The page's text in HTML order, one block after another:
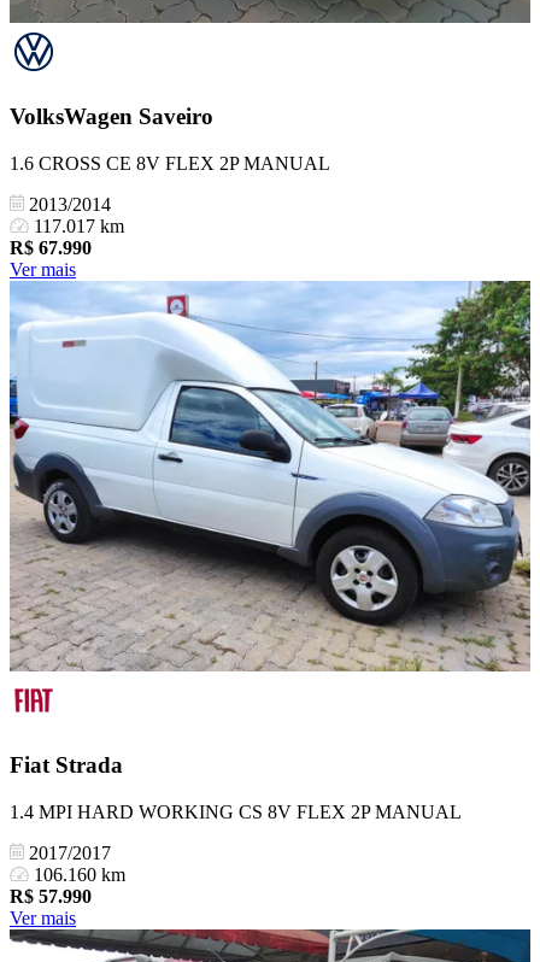
VolksWagen Saveiro
1.6 CROSS CE 8V FLEX 2P MANUAL
2013/2014
117.017 km
R$ 67.990
Ver mais
Fiat Strada
1.4 MPI HARD WORKING CS 8V FLEX 2P MANUAL
2017/2017
106.160 km
R$ 57.990
Ver mais